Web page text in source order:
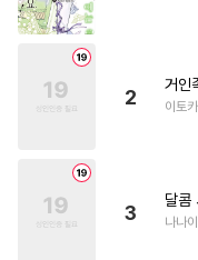
2
거인
이토
3
달콤
나나이